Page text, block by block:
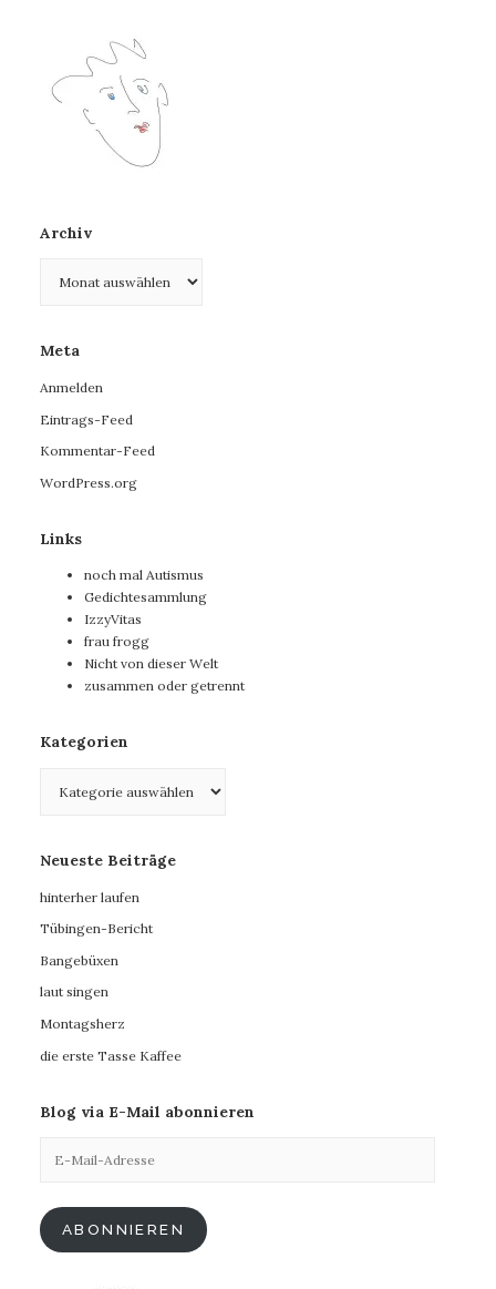
Archiv
Meta
Anmelden
Eintrags-Feed
Kommentar-Feed
WordPress.org
Links
noch mal Autismus
Gedichtesammlung
IzzyVitas
frau frogg
Nicht von dieser Welt
zusammen oder getrennt
Kategorien
Neueste Beiträge
hinterher laufen
Tübingen-Bericht
Bangebüxen
laut singen
Montagsherz
die erste Tasse Kaffee
Blog via E-Mail abonnieren
Mail-
ABONNIEREN